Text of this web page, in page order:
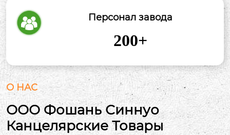
Персонал завода
200+
О НАС
ООО Фошань Синнуо
Канцелярские Товары